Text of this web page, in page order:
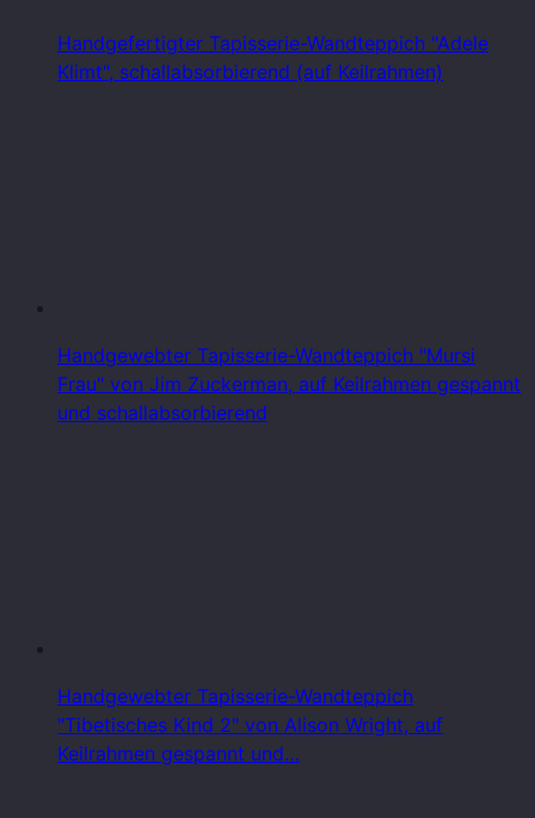
Handgefertigter Tapisserie-Wandteppich "Adele
Klimt", schallabsorbierend (auf Keilrahmen)
Handgewebter Tapisserie-Wandteppich "Mursi
Frau" von Jim Zuckerman, auf Keilrahmen gespannt
und schallabsorbierend
Handgewebter Tapisserie-Wandteppich
"Tibetisches Kind 2" von Alison Wright, auf
Keilrahmen gespannt und…